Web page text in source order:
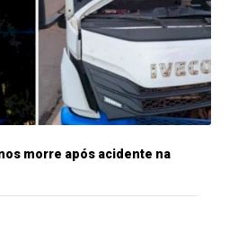
morre após acidente na